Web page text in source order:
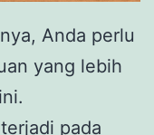
Anda perlu
yang lebih
pada